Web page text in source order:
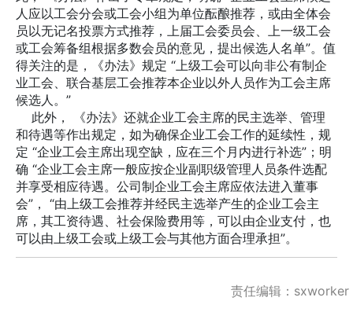
人应以工会分会或工会小组为单位酝酿推荐，或由全体会
员以无记名投票方式推荐，上届工会委员会、上一级工会
或工会筹备组根据多数会员的意见，提出候选人名单”。值
得关注的是，《办法》规定 “上级工会可以向非公有制企
业工会、联合基层工会推荐本企业以外人员作为工会主席
候选人。”
此外， 《办法》还就企业工会主席的民主选举、管理
和待遇等作出规定，如为确保企业工会工作的延续性，规
定 “企业工会主席出现空缺，应在三个月内进行补选”；明
确 “企业工会主席一般应按企业副职级管理人员条件选配
并享受相应待遇。公司制企业工会主席应依法进入董事
会”， “由上级工会推荐并经民主选举产生的企业工会主
席，其工资待遇、社会保险费用等，可以由企业支付，也
可以由上级工会或上级工会与其他方面合理承担”。
责任编辑：sxworker